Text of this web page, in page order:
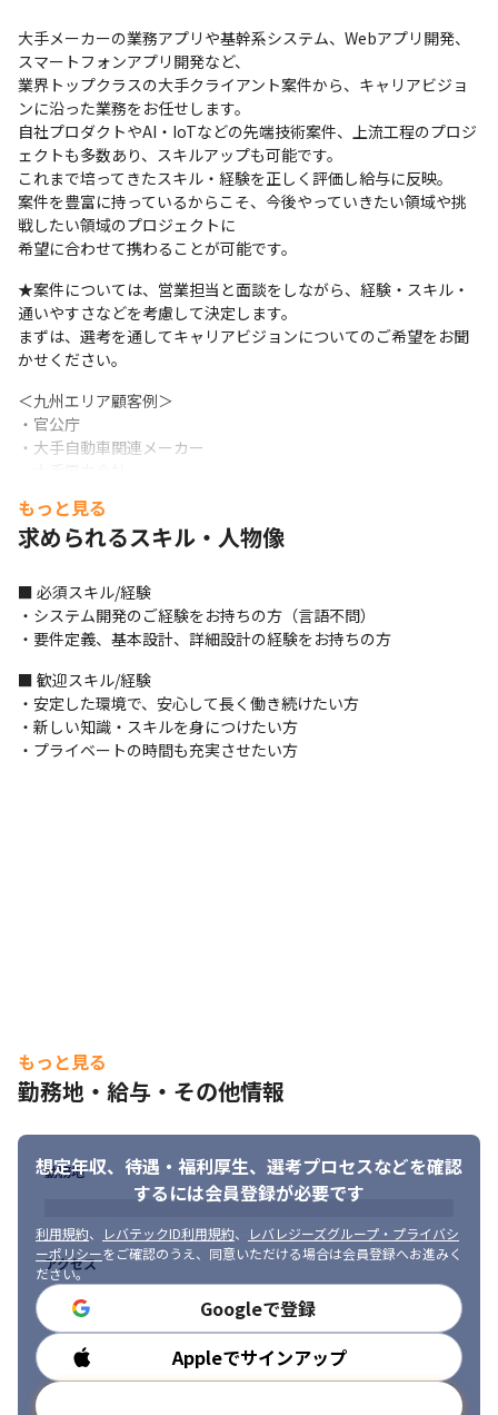
大手メーカーの業務アプリや基幹系システム、Webアプリ開発、
スマートフォンアプリ開発など、
業界トップクラスの大手クライアント案件から、キャリアビジョ
ンに沿った業務をお任せします。
自社プロダクトやAI・IoTなどの先端技術案件、上流工程のプロジ
ェクトも多数あり、スキルアップも可能です。
これまで培ってきたスキル・経験を正しく評価し給与に反映。
案件を豊富に持っているからこそ、今後やっていきたい領域や挑
戦したい領域のプロジェクトに
希望に合わせて携わることが可能です。
★案件については、営業担当と面談をしながら、経験・スキル・
通いやすさなどを考慮して決定します。
まずは、選考を通してキャリアビジョンについてのご希望をお聞
かせください。
＜九州エリア顧客例＞
・官公庁
・大手自動車関連メーカー
＜プロジェクト例＞
・IoT、AIなど利用した新たなサービス立上げ
・ビッグデータ解析システム開発
・原価管理システム、購買管理システムPKG開発
・販売店顧客管理システム開発
■ この仕事の魅力、面白み
・提案～納品までをワンストップで行うため、得られる業務経験
の幅が広く、やりがいも感じやすいです
・製品メーカーとの繋がりが強く、製品知識を学べます
・PMやコンサルへのキャリアパスも充実しています
もっと見る
求められるスキル・人物像
■ 必須スキル/経験
・システム開発のご経験をお持ちの方（言語不問）
・要件定義、基本設計、詳細設計の経験をお持ちの方
■ 歓迎スキル/経験
・安定した環境で、安心して長く働き続けたい方
・新しい知識・スキルを身につけたい方
・プライベートの時間も充実させたい方
もっと見る
勤務地・給与・その他情報
想定年収、待遇・福利厚生、 選考プロセスなどを確認
するには会員登録が必要です
利用規約、 レバテックID利用規約、
レバレジーズグループ・プライバシ
ーポリシーをご確認のうえ、同意いただける場合は会員登録へお進みく
ださい。
Googleで登録
Appleでサインアップ
勤務地
アクセス
勤務時間